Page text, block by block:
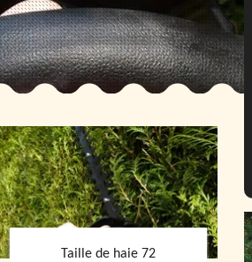
Taille de haie 72